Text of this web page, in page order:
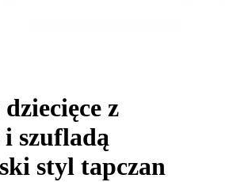
dziecięce z
szufladą
styl tapczan